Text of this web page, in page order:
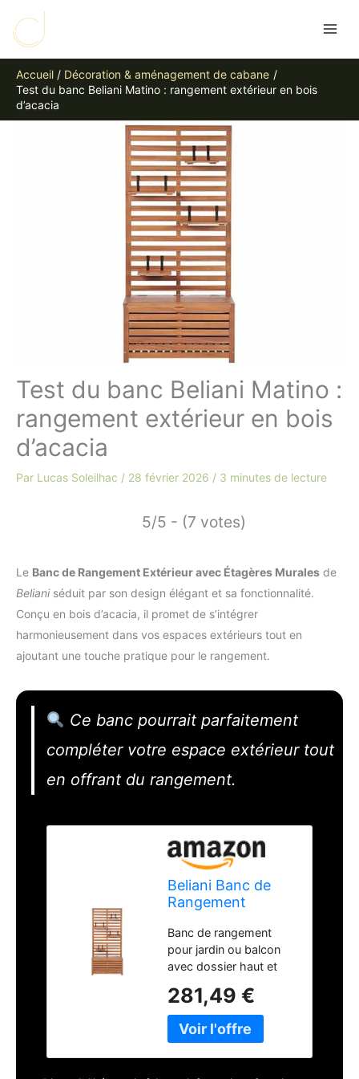
contenu
Accueil
Décoration & aménagement de cabane
Test du banc Beliani Matino : rangement extérieur en bois
d’acacia
Test du banc Beliani Matino :
rangement extérieur en bois
d’acacia
Par Lucas Soleilhac / 28 février 2026 / 3 minutes de lecture
5/5 - (7 votes)
Le Banc de Rangement Extérieur avec Étagères Murales de
Belianiséduit par son design élégant et sa fonctionnalité.
Conçu en bois d’acacia, il promet de s’intégrer
harmonieusement dans vos espaces extérieurs tout en
ajoutant une touche pratique pour le rangement.
Ce banc pourrait parfaitement
compléter votre espace extérieur tout
en offrant du rangement.
Beliani Banc de
Rangement
Étagères Murales
en Bois d'Acacia
80 cm Matino
Banc de rangement
pour jardin ou balcon
avec dossier haut et
réalisé en bois d'acacia
massif, matériau
naturellement résistant.
281,49 €
e
h
e
r